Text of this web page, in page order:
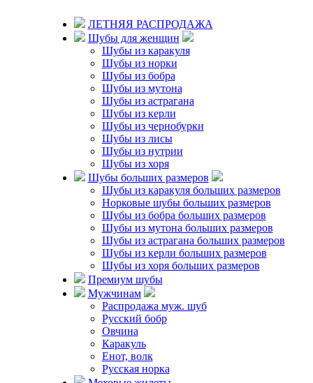
Рассрочка
Гарантии
О нас
Новости
фабрики
Отзывы
Статьи
Контакты
Пошив на заказ
Пошив
Услуги ателье
Узнать размер
Адрес
ул. Нахимова, д.8,
строение 37
переулок Нахимова, 2
пр-т Ленина, 190/2,
крыльцо Б
ул. 1-я Рабочая, 8
ул. 79 Гвардейской
ЛЕТНЯЯ РАСПРОДАЖА
Шубы для женщин
Шубы из каракуля
Шубы из норки
Шубы из бобра
Шубы из мутона
Шубы из астрагана
Шубы из керли
Шубы из чернобурки
Шубы из лисы
Шубы из нутрии
Шубы из хоря
Шубы больших размеров
Шубы из каракуля больших размеров
Норковые шубы больших размеров
Шубы из бобра больших размеров
Шубы из мутона больших размеров
Шубы из астрагана больших размеров
Шубы из керли больших размеров
Шубы из хоря больших размеров
Премиум шубы
Мужчинам
Распродажа муж. шуб
Русский бобр
Овчина
Каракуль
Енот, волк
Русская норка